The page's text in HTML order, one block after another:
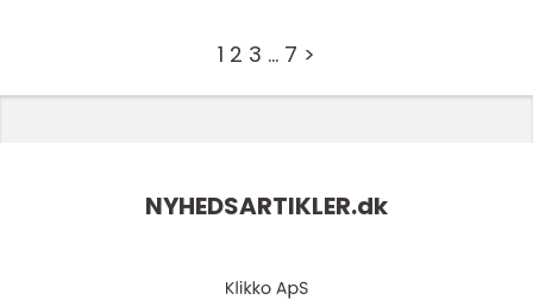
1 2 3 … 7 >
NYHEDSARTIKLER.dk